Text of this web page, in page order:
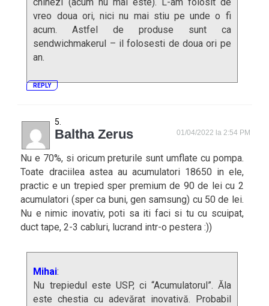
chinezi (acum nu mai este). L-am folosit de
vreo doua ori, nici nu mai stiu pe unde o fi
acum. Astfel de produse sunt ca
sendwichmakerul – il folosesti de doua ori pe
an.
REPLY
Baltha Zerus 01/04/2022 la 2:54 PM
Nu e 70%, si oricum preturile sunt umflate cu pompa.
Toate draciilea astea au acumulatori 18650 in ele,
practic e un trepied sper premium de 90 de lei cu 2
acumulatori (sper ca buni, gen samsung) cu 50 de lei.
Nu e nimic inovativ, poti sa iti faci si tu cu scuipat,
duct tape, 2-3 cabluri, lucrand intr-o pestera :))
Mihai:
Nu trepiedul este USP, ci “Acumulatorul”. Ăla
este chestia cu adevărat inovativă. Probabil